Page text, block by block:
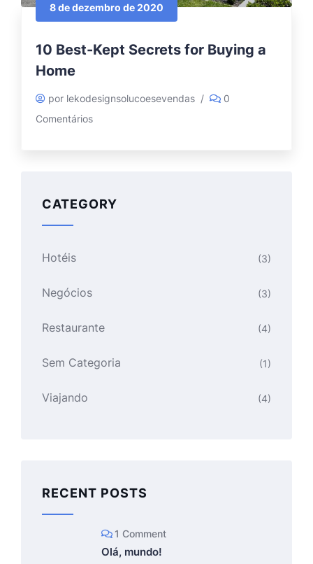
8 de dezembro de 2020
10 Best-Kept Secrets for Buying a
Home
por lekodesignsolucoesevendas /
0
Comentários
CATEGORY
Hotéis (3)
Negócios (3)
Restaurante (4)
Sem Categoria (1)
Viajando (4)
RECENT POSTS
1 Comment
Olá, mundo!